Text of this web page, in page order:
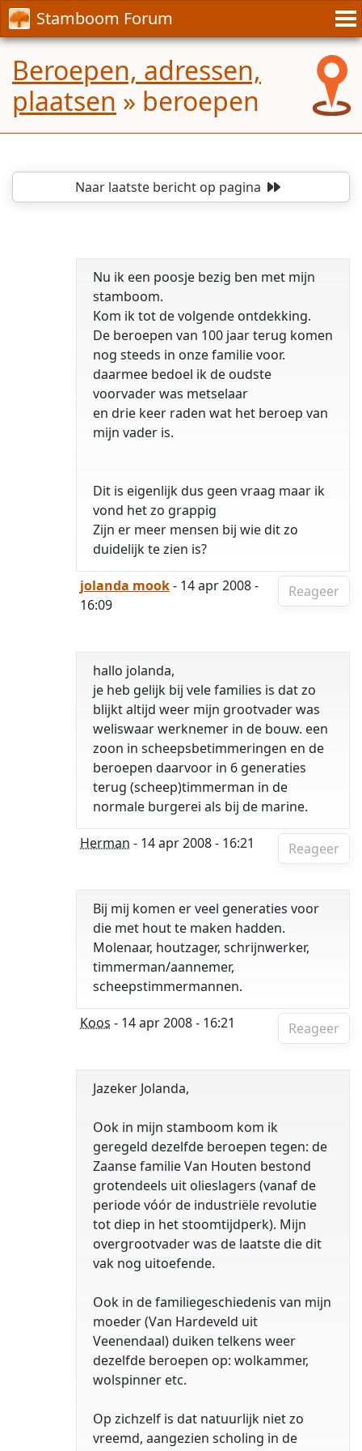
Stamboom Forum
Beroepen, adressen,
plaatsen » beroepen
Naar laatste berichtop pagina
Nu ik een poosje bezig ben met mijn
stamboom.
Kom ik tot de volgende ontdekking.
De beroepen van 100 jaar terug komen
nog steeds in onze familie voor.
daarmee bedoel ik de oudste
voorvader was metselaar
en drie keer raden wat het beroep van
mijn vader is.
Dit is eigenlijk dus geen vraag maar ik
vond het zo grappig
Zijn er meer mensen bij wie dit zo
duidelijk te zien is?
Reageer
jolanda mook- 14 apr 2008 -
16:09
hallo jolanda,
je heb gelijk bij vele families is dat zo
blijkt altijd weer mijn grootvader was
weliswaar werknemer in de bouw. een
zoon in scheepsbetimmeringen en de
beroepen daarvoor in 6 generaties
terug (scheep)timmerman in de
normale burgerei als bij de marine.
Reageer
Herman - 14 apr 2008 - 16:21
Bij mij komen er veel generaties voor
die met hout te maken hadden.
Molenaar, houtzager, schrijnwerker,
timmerman/aannemer,
scheepstimmermannen.
Reageer
Koos - 14 apr 2008 - 16:21
Jazeker Jolanda,
Ook in mijn stamboom kom ik
geregeld dezelfde beroepen tegen: de
Zaanse familie Van Houten bestond
grotendeels uit olieslagers (vanaf de
periode vóór de industriële revolutie
tot diep in het stoomtijdperk). Mijn
overgrootvader was de laatste die dit
vak nog uitoefende.
Ook in de familiegeschiedenis van mijn
moeder (Van Hardeveld uit
Veenendaal) duiken telkens weer
dezelfde beroepen op: wolkammer,
wolspinner etc.
Op zichzelf is dat natuurlijk niet zo
vreemd, aangezien scholing in de